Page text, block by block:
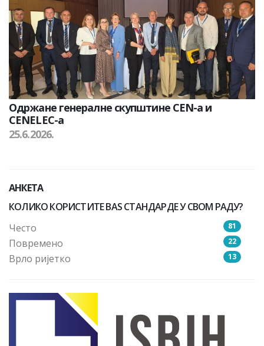
Одржане генералне скупштине CEN-а и
CENELEC-а
25.6.2026.
АНКЕТА
КОЛИКО КОРИСТИТЕ BAS СТАНДАРДЕ У СВОМ РАДУ?
Често
81
Повремено 22
Врло ријетко 13